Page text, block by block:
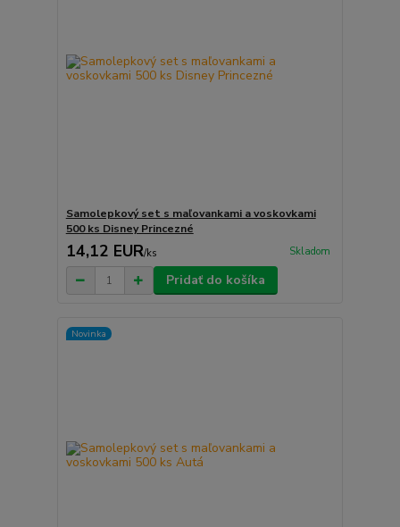
Samolepkový set s maľovankami a voskovkami
500 ks Disney Princezné
14,12 EUR/ks Skladom
Pridať do košíka
Novinka